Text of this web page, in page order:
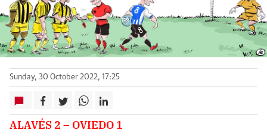
Sunday, 30 October 2022, 17:25
ALAVÉS 2 – OVIEDO 1